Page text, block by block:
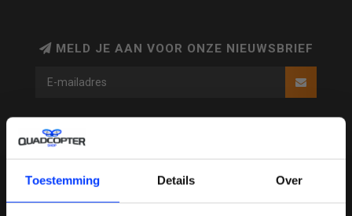
Toestemming Details Over
MELD JE AAN VOOR ONZE NIEUWSBRIEF
Contactgegevens